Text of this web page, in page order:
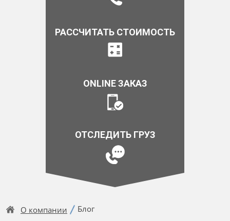
РАССЧИТАТЬ СТОИМОСТЬ
ONLINE ЗАКАЗ
ОТСЛЕДИТЬ ГРУЗ
О компании Блог